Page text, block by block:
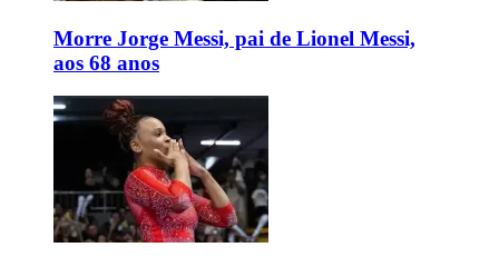
Morre Jorge Messi, pai de Lionel Messi,
aos 68 anos